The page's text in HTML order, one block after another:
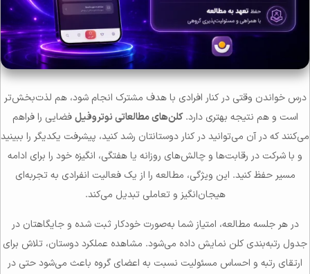
درس خواندن وقتی در کنار افرادی با هدف مشترک انجام شود، هم لذت‌بخش‌تر
است و هم نتیجه بهتری دارد.کلن‌های مطالعاتی نوتروفیلفضایی را فراهم
می‌کنند که در آن می‌توانید در کنار دوستانتان رشد کنید، پیشرفت یکدیگر را ببینید
و با شرکت در رقابت‌ها و چالش‌های روزانه یا هفتگی، انگیزه خود را برای ادامه
مسیر حفظ کنید. این ویژگی، مطالعه را از یک فعالیت انفرادی به تجربه‌ای
هیجان‌انگیز و تعاملی تبدیل می‌کند.
در هر جلسه مطالعه، امتیاز شما به‌صورت خودکار ثبت شده و جایگاهتان در
جدول رتبه‌بندی کلن نمایش داده می‌شود. مشاهده عملکرد دوستان، تلاش برای
ارتقای رتبه و احساس مسئولیت نسبت به اعضای گروه باعث می‌شود حتی در